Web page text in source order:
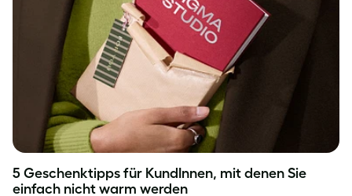
5 Geschenktipps für KundInnen, mit denen Sie
einfach nicht warm werden